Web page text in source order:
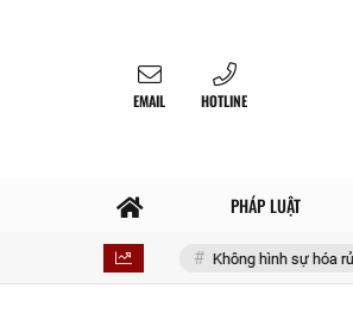
EMAIL HOTLINE
PHÁP LUẬT
Không hình sự hóa rủi ro phát